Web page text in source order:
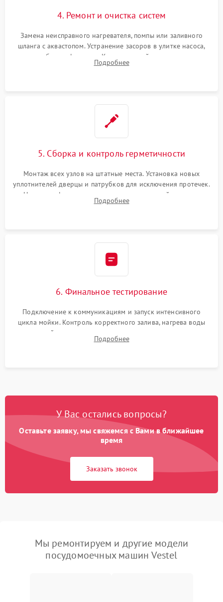
4. Ремонт и очистка систем
Замена неисправного нагревателя, помпы или заливного
шланга с аквастопом. Устранение засоров в улитке насоса,
патрубках и фильтрах. Компонентный ремонт платы
управления, восстановление поврежденной проводки.
Подробнее
5. Сборка и контроль герметичности
Монтаж всех узлов на штатные места. Установка новых
уплотнителей дверцы и патрубков для исключения протечек.
Надежная фиксация хомутов гидравлической системы,
сборка корпуса и установка датчика поплавка.
Подробнее
6. Финальное тестирование
Подключение к коммуникациям и запуск интенсивного
цикла мойки. Контроль корректного залива, нагрева воды
до нужной температуры, отсутствия посторонних шумов,
штатного слива и абсолютной сухости в поддоне.
Подробнее
У Вас остались вопросы?
Оставьте заявку, мы свяжемся с Вами в ближайшее
время
Заказать звонок
Мы ремонтируем и другие модели
посудомоечных машин Vestel